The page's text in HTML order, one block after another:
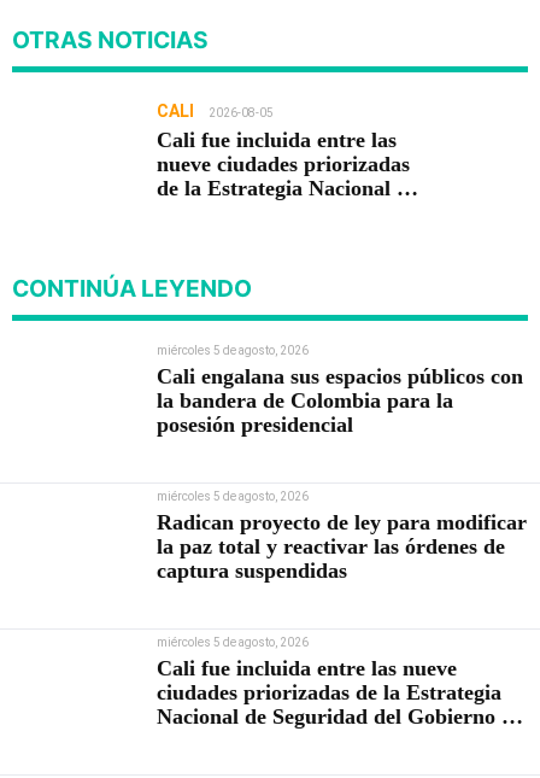
OTRAS NOTICIAS
CALI 2026-08-05
Cali fue incluida entre las
nueve ciudades priorizadas
de la Estrategia Nacional de
CONTINÚA LEYENDO
miércoles 5 de agosto, 2026
Cali engalana sus espacios públicos con
la bandera de Colombia para la
posesión presidencial
miércoles 5 de agosto, 2026
Radican proyecto de ley para modificar
la paz total y reactivar las órdenes de
captura suspendidas
miércoles 5 de agosto, 2026
Cali fue incluida entre las nueve
ciudades priorizadas de la Estrategia
Nacional de Seguridad del Gobierno de